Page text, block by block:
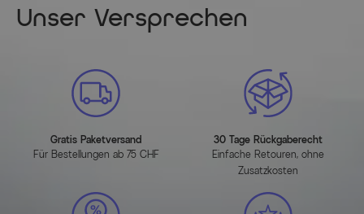
Höhe (cm) 85.000000
Herstellerinformationen
MEHR INFOS HIER
Unser Versprechen
Gratis Paketversand
Für Bestellungen ab 75 CHF
30 Tage Rückgaberecht
Einfache Retouren, ohne
Zusatzkosten